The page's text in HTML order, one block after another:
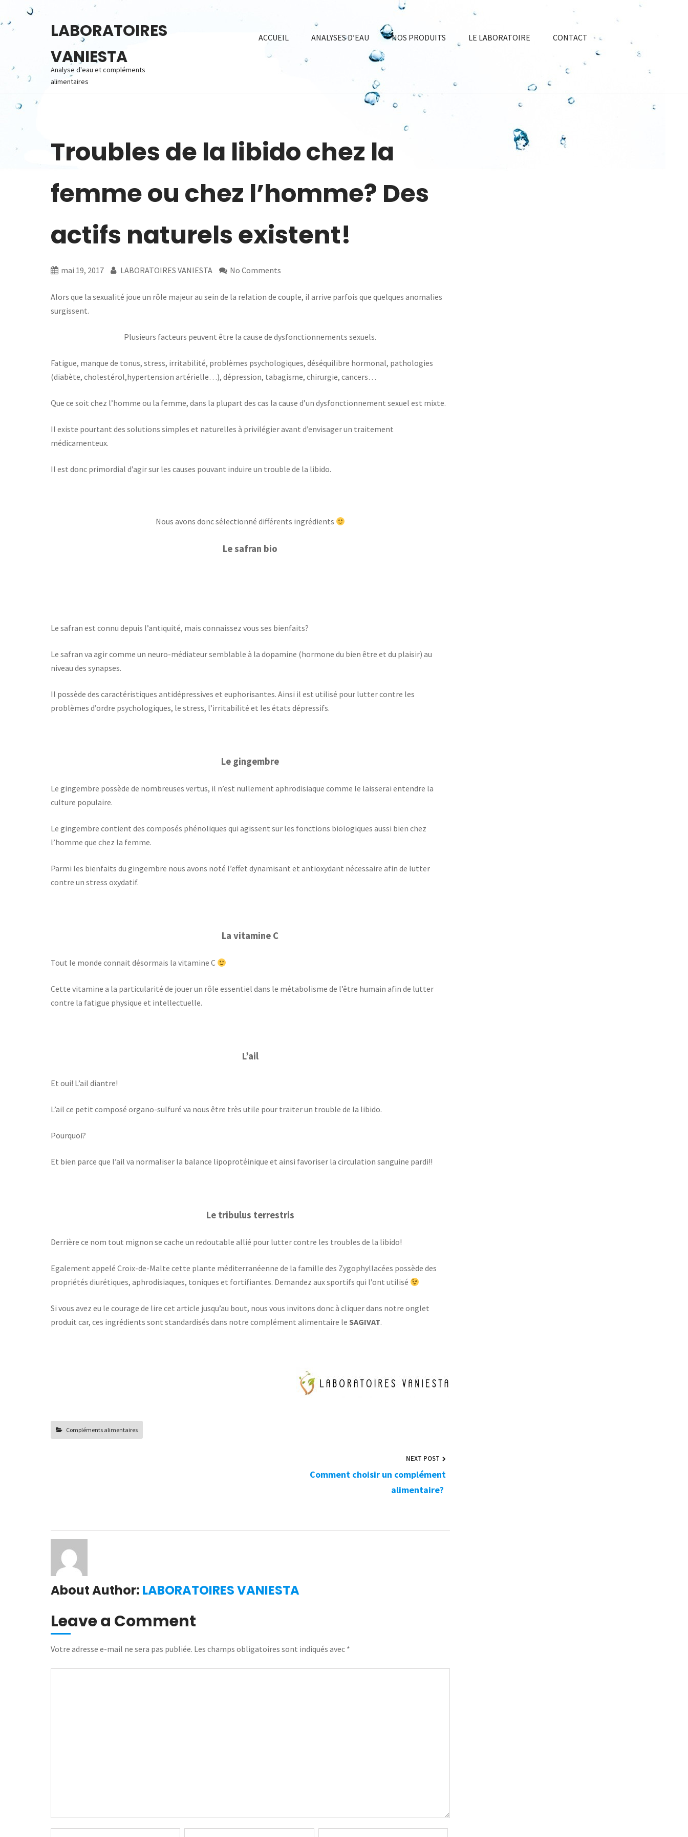
to
content
LABORATOIRES
VANIESTA
Analyse d'eau et compléments
alimentaires
ACCUEIL ANALYSES D’EAU NOS PRODUITS LE LABORATOIRE CONTACT
Troubles de la libido chez la
femme ou chez l’homme? Des
actifs naturels existent!
mai 19, 2017 LABORATOIRES VANIESTA No Comments
Alors que la sexualité joue un rôle majeur au sein de la relation de couple, il arrive parfois que quelques anomalies
surgissent.
Plusieurs facteurs peuvent être la cause de dysfonctionnements sexuels.
Fatigue, manque de tonus, stress, irritabilité, problèmes psychologiques, déséquilibre hormonal, pathologies
(diabète, cholestérol,hypertension artérielle…), dépression, tabagisme, chirurgie, cancers…
Que ce soit chez l’homme ou la femme, dans la plupart des cas la cause d’un dysfonctionnement sexuel est mixte.
Il existe pourtant des solutions simples et naturelles à privilégier avant d’envisager un traitement
médicamenteux.
Il est donc primordial d’agir sur les causes pouvant induire un trouble de la libido.
Nous avons donc sélectionné différents ingrédients
Le safran bio
Le safran est connu depuis l’antiquité, mais connaissez vous ses bienfaits?
Le safran va agir comme un neuro-médiateur semblable à la dopamine (hormone du bien être et du plaisir) au
niveau des synapses.
Il possède des caractéristiques antidépressives et euphorisantes. Ainsi il est utilisé pour lutter contre les
problèmes d’ordre psychologiques, le stress, l’irritabilité et les états dépressifs.
Le gingembre
Le gingembre possède de nombreuses vertus, il n’est nullement aphrodisiaque comme le laisserai entendre la
culture populaire.
Le gingembre contient des composés phénoliques qui agissent sur les fonctions biologiques aussi bien chez
l’homme que chez la femme.
Parmi les bienfaits du gingembre nous avons noté l’effet dynamisant et antioxydant nécessaire afin de lutter
contre un stress oxydatif.
La vitamine C
Tout le monde connait désormais la vitamine C
Cette vitamine a la particularité de jouer un rôle essentiel dans le métabolisme de l’être humain afin de lutter
contre la fatigue physique et intellectuelle.
L’ail
Et oui! L’ail diantre!
L’ail ce petit composé organo-sulfuré va nous être très utile pour traiter un trouble de la libido.
Pourquoi?
Et bien parce que l’ail va normaliser la balance lipoprotéinique et ainsi favoriser la circulation sanguine pardi!!
Le tribulus terrestris
Derrière ce nom tout mignon se cache un redoutable allié pour lutter contre les troubles de la libido!
Egalement appelé Croix-de-Malte cette plante méditerranéenne de la famille des Zygophyllacées possède des
propriétés diurétiques, aphrodisiaques, toniques et fortifiantes. Demandez aux sportifs qui l’ont utilisé
Si vous avez eu le courage de lire cet article jusqu’au bout, nous vous invitons donc à cliquer dans notre onglet
produit car, ces ingrédients sont standardisés dans notre complément alimentaire le SAGIVAT.
Compléments alimentaires
NEXT POST
Comment choisir un complément
alimentaire?
About Author: LABORATOIRES VANIESTA
Leave a Comment
Votre adresse e-mail ne sera pas publiée. Les champs obligatoires sont indiqués avec *